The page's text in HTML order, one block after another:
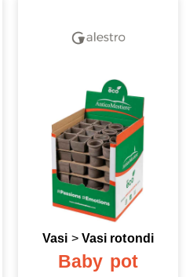
Vasi > Vasi rotondi
Baby pot